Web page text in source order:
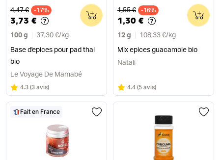
Ancien prix
4,47 € -17%
3,73 €
100 g 37,30 €/ kg
Base d'epices pour pad thai
bio
0
Le Voyage De Mamabé
Note
4.3 sur 5
(3 avis)
Ancien prix
1,55 € -16%
1,30 €
12 g 108,33 €/ kg
Mix epices guacamole bio
0
Natali
Note
4.4 sur 5
(5 avis)
Fait en France